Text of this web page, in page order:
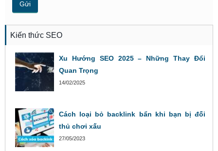
Kiến thức SEO
Xu Hướng SEO 2025 – Những Thay Đổi
Quan Trọng
14/02/2025
Cách loại bỏ backlink bẩn khi bạn bị đối
thủ chơi xấu
27/05/2023